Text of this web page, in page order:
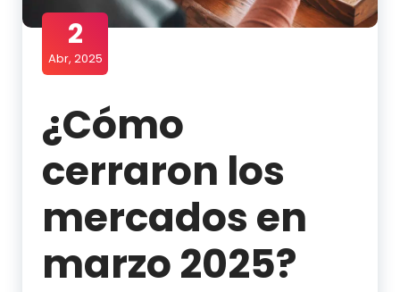
2
Abr, 2025
¿Cómo
cerraron los
mercados en
marzo 2025?